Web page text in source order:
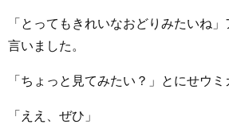
「とってもきれいなおどりみたいね
言いました。
「ちょっと見てみたい？」とにせウミ
「ええ、ぜひ」